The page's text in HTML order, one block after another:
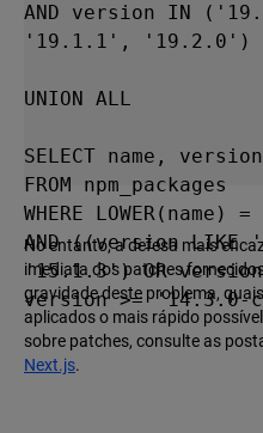
AND version IN
'19.1.1', '19.2.0')
UNION ALL
SELECT name, version
FROM npm_packages
WHERE LOWER(name)
AND ((version LIKE
'15.1.3') OR version
version >= '14.3.0-
No entanto, a defesa mais
imediata dos patches
gravidade deste problema,
aplicados o mais rápido
sobre patches, consulte as
Next.js.